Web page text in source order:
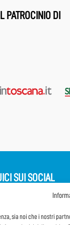
sia noi che i nostri
PATROCINIO DI
SUI SOCIAL